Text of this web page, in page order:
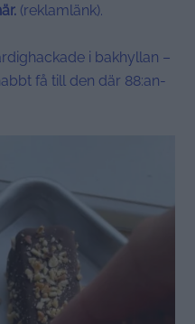
(reklamlänk).
i bakhyllan –
få till den där 88:an-